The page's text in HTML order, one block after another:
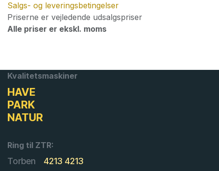
Salgs- og leveringsbetingelser
Priserne er vejledende udsalgspriser
Alle priser er ekskl. moms
Kvalitetsmaskiner
HAVE
PARK
NATUR
Ring til ZTR:
Torben
4213 4213